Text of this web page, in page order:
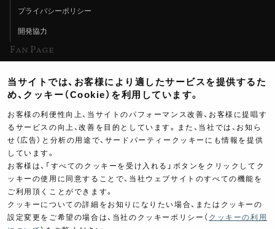
プライバシーポリシー
開発協力
Fan Page
ヨシムラTV
イベント情報
イベントスケジュール
ツーリングブレイクタイム
製品ポスター
当サイトでは、お客様により適したサービスを提供するた
め、クッキー（Cookie）を利用しています。
お客様の利便性向上、当サイトのパフォーマンス改善、お客様に提唱す
るサービスの向上、改善を目的としています。また、当社では、お知ら
せ（広告）と分析の用途で、サードパーティークッキーにも情報を提供
しています。
お客様は、「すべてのクッキーを受け入れる」ボタンをクリックしてク
ッキーの使用に同意することで、当社ウェブサイトのすべての機能を
ご利用頂くことができます。
クッキーについての詳細をお知りになりたい場合、またはクッキーの
設定変更をご希望の場合は、当社のクッキーポリシー（ クッキーの利用